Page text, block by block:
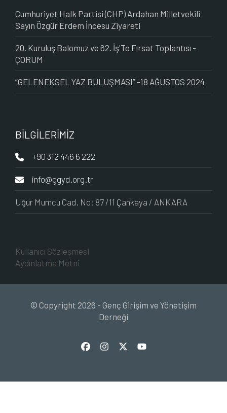
Cumhuriyet Halk Partisi (CHP) Ardahan Milletvekili
Sayın Özgür Erdem İncesu Ziyareti
20. Kuruluş Balomuz ve 62. İş'Te Fırsat Toplantısı -
ÇORUM
“GELENEKSEL YAZ BULUŞMASI” -18 AĞUSTOS 2024
BİLGİLERİMİZ
+90 312 446 6 222
info@ggyd.org.tr
Uğur Mumcu Cad. No: 87 /11 Çankaya / ANKARA
Kullanıcı Sözleşmesi
Aydınlatma Metni
© Copyright 2026 - Genç Girişim ve Yönetişim
Derneği